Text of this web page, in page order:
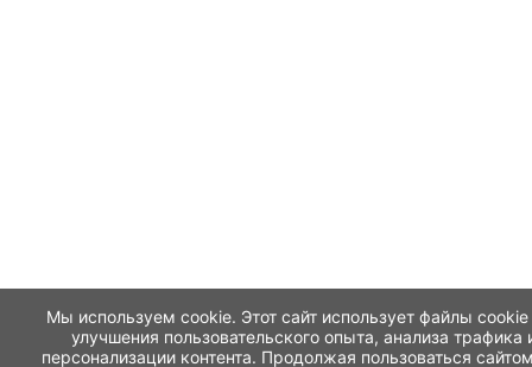
Мы используем cookie. Этот сайт использует файлы cookie
улучшения пользовательского опыта, анализа трафика
персонализации контента. Продолжая пользоваться